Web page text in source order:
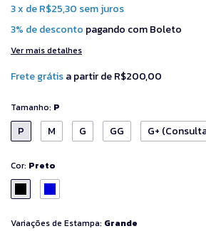
3x deR$25,30 sem juros
3% de desconto pagando com Boleto
Ver mais detalhes
Frete grátisa partir deR$200,00
Tamanho: P
P M G GG G+
Cor: Preto
Variações de Estampa: Grande